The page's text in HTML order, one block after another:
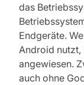
das
Endgeräte.
Android nutzt,
angewiesen.
auch ohne